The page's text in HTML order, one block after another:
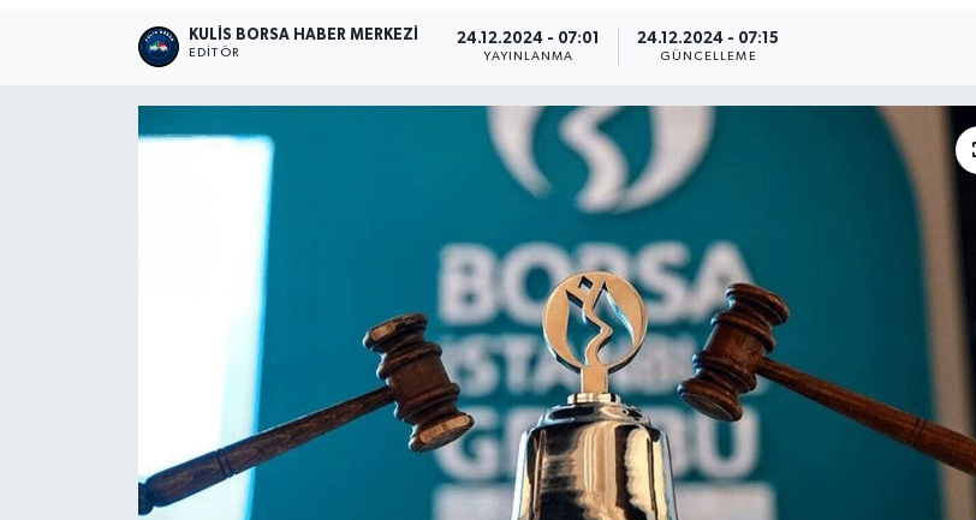
KULIS BORSA HABER MERKEZI
EDITÖR
24.12.2024 - 07:01
YAYINLANMA
24.12.2024 - 07:15
GÜNCELLEME